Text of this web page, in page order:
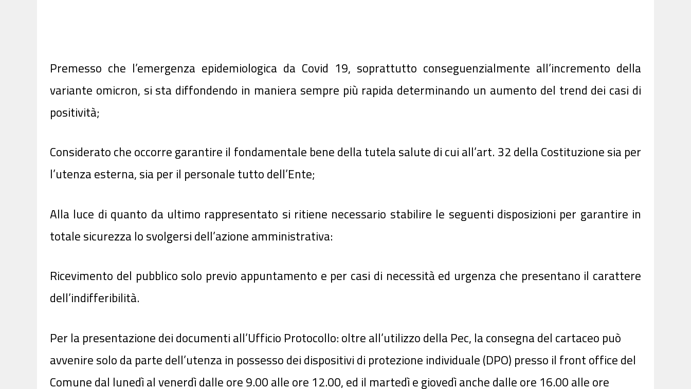
Premesso che l’emergenza epidemiologica da Covid 19, soprattutto conseguenzialmente all’incremento della
variante omicron, si sta diffondendo in maniera sempre più rapida determinando un aumento del trend dei casi di
positività;
Considerato che occorre garantire il fondamentale bene della tutela salute di cui all’art. 32 della Costituzione sia per
l’utenza esterna, sia per il personale tutto dell’Ente;
Alla luce di quanto da ultimo rappresentato si ritiene necessario stabilire le seguenti disposizioni per garantire in
totale sicurezza lo svolgersi dell’azione amministrativa:
Ricevimento del pubblico solo previo appuntamento e per casi di necessità ed urgenza che presentano il carattere
dell’indifferibilità.
Per la presentazione dei documenti all’Ufficio Protocollo: oltre all’utilizzo della Pec, la consegna del cartaceo può
avvenire solo da parte dell’utenza in possesso dei dispositivi di protezione individuale (DPO) presso il front office del
Comune dal lunedì al venerdì dalle ore 9.00 alle ore 12.00, ed il martedì e giovedì anche dalle ore 16.00 alle ore